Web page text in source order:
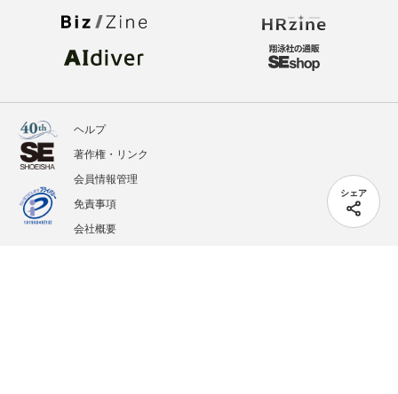
シェア
ヘルプ
著作権・リンク
会員情報管理
免責事項
会社概要